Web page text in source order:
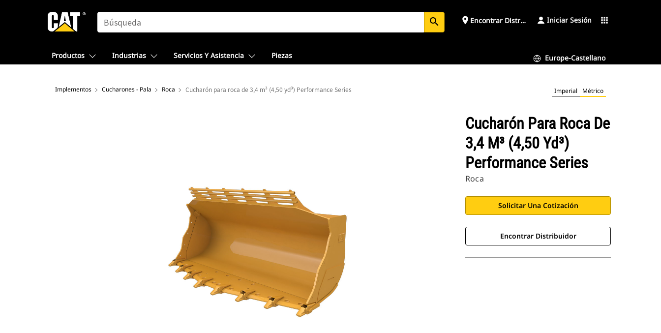
SEARCH search place Encontrar Distribuidor Iniciar Sesión apps
Productos Industrias Servicios Y Asistencia Piezas Europe-Castellano
Implementos Cucharones - Pala Roca Cucharón para roca de 3,4 m³ (4,50 yd³) Performance Series Imperial Métrico
Cucharón Para Roca De
3,4 M³ (4,50 Yd³)
Performance Series
Roca
Solicitar Una Cotización
Encontrar Distribuidor